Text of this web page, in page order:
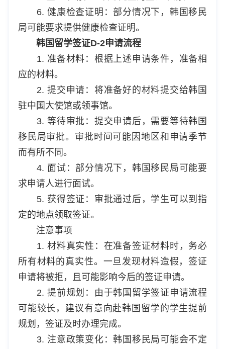
6. 健康检查证明：部分情况下，韩国移民
局可能要求提供健康检查证明。
韩国留学签证D-2申请流程
1. 准备材料：根据上述申请条件，准备相
应的材料。
2. 提交申请：将准备好的材料提交给韩国
驻中国大使馆或领事馆。
3. 等待审批：提交申请后，需要等待韩国
移民局审批。审批时间可能因地区和申请季节
而有所不同。
4. 面试：部分情况下，韩国移民局可能要
求申请人进行面试。
5. 获得签证：审批通过后，学生可以到指
定的地点领取签证。
注意事项
1. 材料真实性：在准备签证材料时，务必
所有材料的真实性。一旦发现材料造假，签证
申请将被拒，且可能影响今后的签证申请。
2. 提前规划：由于韩国留学签证申请流程
可能较长，建议有意向赴韩国留学的学生提前
规划，签证及时办理完成。
3. 注意政策变化：韩国移民局可能会不定